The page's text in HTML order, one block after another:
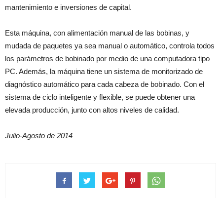
mantenimiento e inversiones de capital.
Esta máquina, con alimentación manual de las bobinas, y
mudada de paquetes ya sea manual o automático, controla todos
los parámetros de bobinado por medio de una computadora tipo
PC. Además, la máquina tiene un sistema de monitorizado de
diagnóstico automático para cada cabeza de bobinado. Con el
sistema de ciclo inteligente y flexible, se puede obtener una
elevada producción, junto con altos niveles de calidad.
Julio-Agosto de 2014